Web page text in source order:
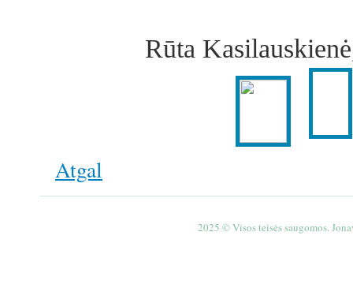
Rūta
Atgal
2025 © Visos teisės saugomos.